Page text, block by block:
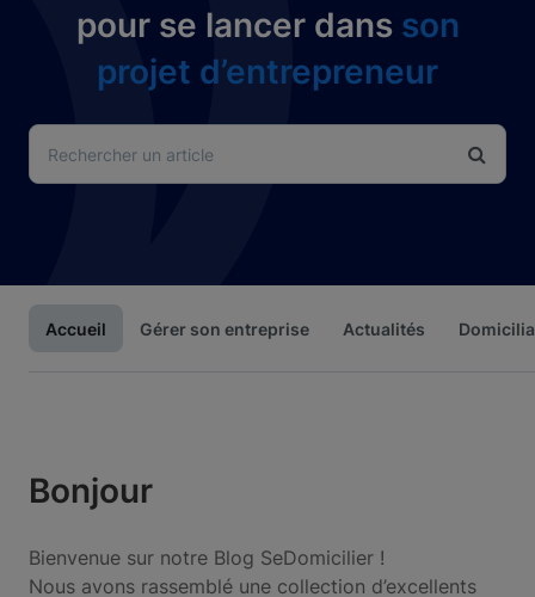
pour se lancer dans son
projet d’entrepreneur
Accueil Gérer son entreprise Actualités
Bonjour
Bienvenue sur notre Blog SeDomicilier !
Nous avons rassemblé une collection d’excellents